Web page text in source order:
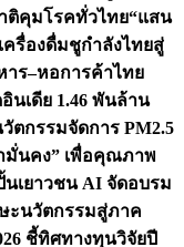
ติคุมโรคทั่วไทย“แสน
ครื่องดื่มชูกำลังไทยสู่
าร–หอการค้าไทย
นเดีย 1.46 พันล้าน
ตกรรมจัดการ PM2.5
มั่นคง” เพื่อคุณภาพ
นเยาวชน AI จัดอบรม
ะนวัตกรรมสู่ภาค
ชี้ทิศทางทุนวิจัยปี